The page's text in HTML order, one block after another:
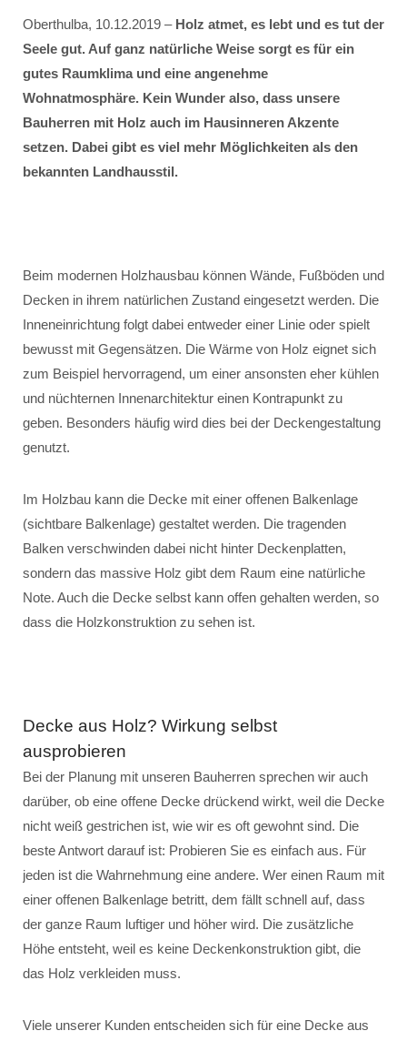
Oberthulba, 10.12.2019 – Holz atmet, es lebt und es tut der
Seele gut. Auf ganz natürliche Weise sorgt es für ein
gutes Raumklima und eine angenehme
Wohnatmosphäre. Kein Wunder also, dass unsere
Bauherren mit Holz auch im Hausinneren Akzente
setzen. Dabei gibt es viel mehr Möglichkeiten als den
bekannten Landhausstil.
Beim modernen Holzhausbau können Wände, Fußböden und
Decken in ihrem natürlichen Zustand eingesetzt werden. Die
Inneneinrichtung folgt dabei entweder einer Linie oder spielt
bewusst mit Gegensätzen. Die Wärme von Holz eignet sich
zum Beispiel hervorragend, um einer ansonsten eher kühlen
und nüchternen Innenarchitektur einen Kontrapunkt zu
geben. Besonders häufig wird dies bei der Deckengestaltung
genutzt.
Im Holzbau kann die Decke mit einer offenen Balkenlage
(sichtbare Balkenlage) gestaltet werden. Die tragenden
Balken verschwinden dabei nicht hinter Deckenplatten,
sondern das massive Holz gibt dem Raum eine natürliche
Note. Auch die Decke selbst kann offen gehalten werden, so
dass die Holzkonstruktion zu sehen ist.
Decke aus Holz? Wirkung selbst
ausprobieren
Bei der Planung mit unseren Bauherren sprechen wir auch
darüber, ob eine offene Decke drückend wirkt, weil die Decke
nicht weiß gestrichen ist, wie wir es oft gewohnt sind. Die
beste Antwort darauf ist: Probieren Sie es einfach aus. Für
jeden ist die Wahrnehmung eine andere. Wer einen Raum mit
einer offenen Balkenlage betritt, dem fällt schnell auf, dass
der ganze Raum luftiger und höher wird. Die zusätzliche
Höhe entsteht, weil es keine Deckenkonstruktion gibt, die
das Holz verkleiden muss.
Viele unserer Kunden entscheiden sich für eine Decke aus